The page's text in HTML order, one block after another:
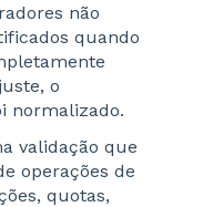
não
quando
o
normalizado.
validação que
operações de
quotas,